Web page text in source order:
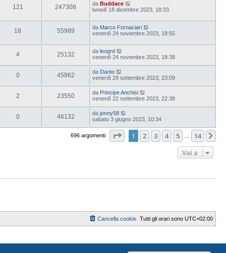
121 247308 da Buddace
lunedì 18 dicembre 2023, 18:33
18 55989 da Marco Fornaciari
venerdì 24 novembre 2023, 18:55
4 25132 da leogrd
venerdì 24 novembre 2023, 18:38
0 45962 da Danto
venerdì 29 settembre 2023, 23:09
2 23550 da Principe Anchisi
venerdì 22 settembre 2023, 22:38
0 46132 da jonny58
sabato 3 giugno 2023, 10:34
696 argomenti Pagina1 di
1 2 3 4 5 14
Vai a
Tutti gli orari sono UTC+02:00
Cancella cookie